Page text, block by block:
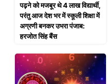
पढ़ने को मजबूर थे 4 लाख विद्यार्थी,
परंतु आज देश भर में स्कूली शिक्षा में
अग्रणी बनकर उभरा पंजाब:
हरजोत सिंह बैंस